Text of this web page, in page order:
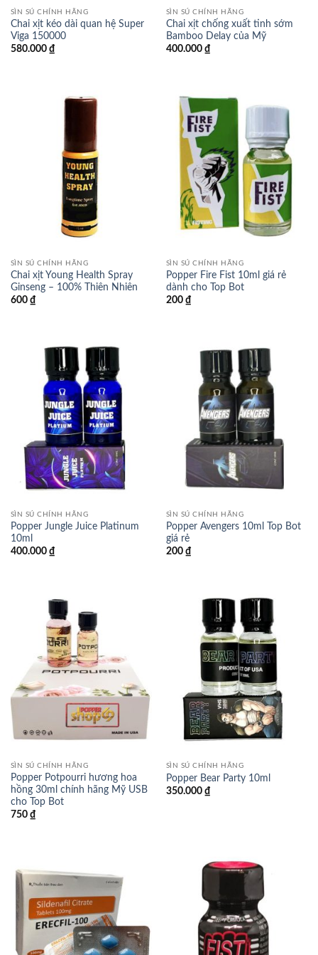
SÌN SÚ CHÍNH HÃNG
Chai xịt kéo dài quan hệ Super
Viga 150000
580.000 ₫
SÌN SÚ CHÍNH HÃNG
Chai xịt chống xuất tinh sớm
Bamboo Delay của Mỹ
400.000 ₫
SÌN SÚ CHÍNH HÃNG
Chai xịt Young Health Spray
Ginseng – 100% Thiên Nhiên
600 ₫
SÌN SÚ CHÍNH HÃNG
Popper Fire Fist 10ml giá rẻ
dành cho Top Bot
200 ₫
SÌN SÚ CHÍNH HÃNG
Popper Jungle Juice Platinum
10ml
400.000 ₫
SÌN SÚ CHÍNH HÃNG
Popper Avengers 10ml Top Bot
giá rẻ
200 ₫
SÌN SÚ CHÍNH HÃNG
Popper Potpourri hương hoa
hồng 30ml chính hãng Mỹ USB
cho Top Bot
750 ₫
SÌN SÚ CHÍNH HÃNG
Popper Bear Party 10ml
350.000 ₫